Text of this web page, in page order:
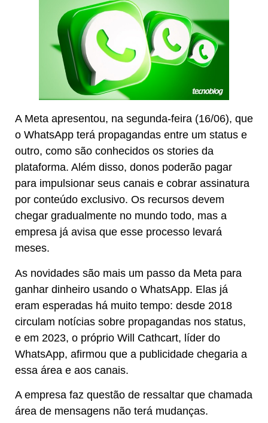
A Meta apresentou, na segunda-feira (16/06), que
o WhatsApp terá propagandas entre um status e
outro, como são conhecidos os stories da
plataforma. Além disso, donos poderão pagar
para impulsionar seus canais e cobrar assinatura
por conteúdo exclusivo. Os recursos devem
chegar gradualmente no mundo todo, mas a
empresa já avisa que esse processo levará
meses.
As novidades são mais um passo da Meta para
ganhar dinheiro usando o WhatsApp. Elas já
eram esperadas há muito tempo: desde 2018
circulam notícias sobre propagandas nos status,
e em 2023, o próprio Will Cathcart, líder do
WhatsApp, afirmou que a publicidade chegaria a
essa área e aos canais.
A empresa faz questão de ressaltar que chamada
área de mensagens não terá mudanças.